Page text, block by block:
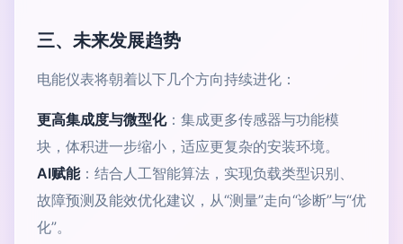
三、未来发展趋势
电能仪表将朝着以下几个方向持续进化：
更高集成度与微型化：集成更多传感器与功能模
块，体积进一步缩小，适应更复杂的安装环境。
AI赋能：结合人工智能算法，实现负载类型识别、
故障预测及能效优化建议，从“测量”走向“诊断”与“优
化”。